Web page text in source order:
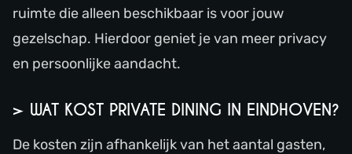
ruimte die alleen beschikbaar is voor jouw
gezelschap. Hierdoor geniet je van meer privacy
en persoonlijke aandacht.
> WAT KOST PRIVATE DINING IN EINDHOVEN?
De kosten zijn afhankelijk van het aantal gasten,